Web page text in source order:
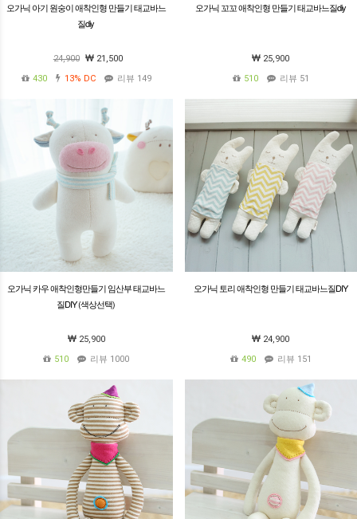
오가닉 아기 원숭이 애착인형 만들기 태교바느
질diy
24,900
21,500
430
13% DC 리뷰 149
오가닉 꼬꼬 애착인형 만들기 태교바느질diy
25,900
510
리뷰 51
오가닉 카우 애착인형만들기 임산부 태교바느
질DIY (색상선택)
25,900
510
리뷰 1000
오가닉 토리 애착인형 만들기 태교바느질DIY
24,900
490
리뷰 151